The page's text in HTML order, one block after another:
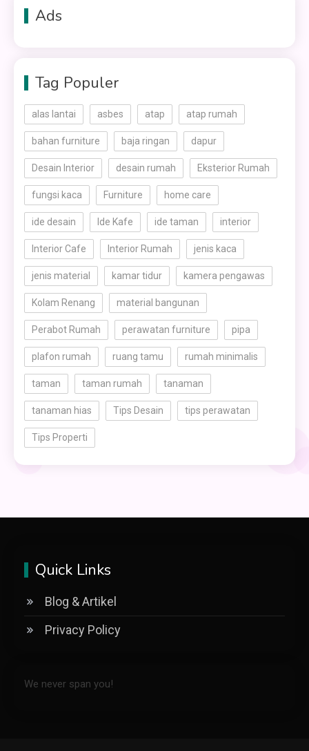
Ads
Tag Populer
alas lantai asbes atap atap rumah
bahan furniture baja ringan dapur
Desain Interior desain rumah Eksterior Rumah
fungsi kaca Furniture home care
ide desain Ide Kafe ide taman interior
Interior Cafe Interior Rumah jenis kaca
jenis material kamar tidur kamera pengawas
Kolam Renang material bangunan
Perabot Rumah perawatan furniture pipa
plafon rumah ruang tamu rumah minimalis
taman taman rumah tanaman
tanaman hias Tips Desain tips perawatan
Tips Properti
Quick Links
Blog & Artikel
Privacy Policy
We never span you!